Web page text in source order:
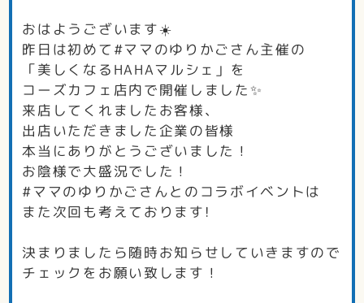
おはようございます☀️
昨日は初めて#ママのゆりかごさん主催の
「美しくなるHAHAマルシェ」を
コーズカフェ店内で開催しました✨
来店してくれましたお客様、
出店いただきました企業の皆様
本当にありがとうございました！
お陰様で大盛況でした！
#ママのゆりかごさんとのコラボイベントは
また次回も考えております!
決まりましたら随時お知らせしていきますので
チェックをお願い致します！